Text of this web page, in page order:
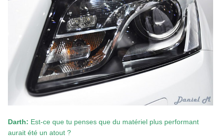
Darth: Est-ce que tu penses que du matériel plus performant
aurait été un atout ?